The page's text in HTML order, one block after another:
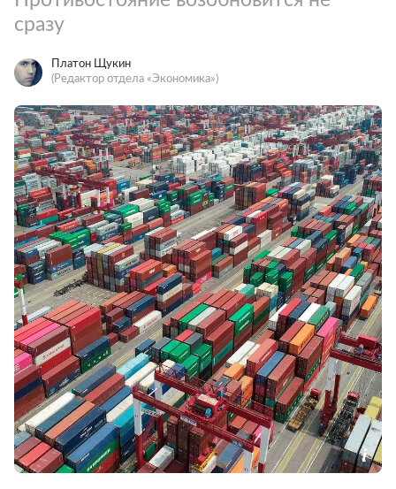
сразу
Платон Щукин
(Редактор отдела «Экономика»)